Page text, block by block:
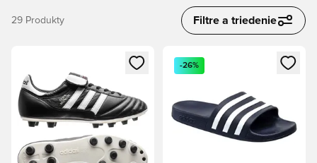
29 Produkty Filtre a triedenie
Otvorí modál na prihlásenie alebo registráciu ako člen
Otvorí modál na prihlásenie
-26%